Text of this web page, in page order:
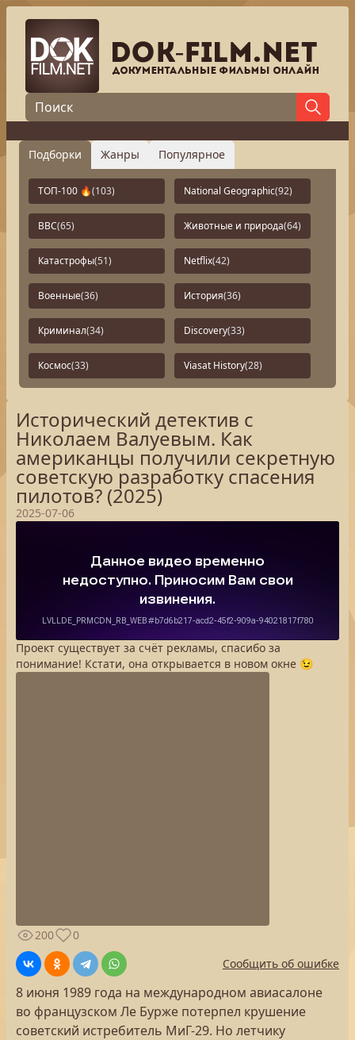
Подборки Жанры Популярное
ТОП-100 🔥(103) National Geographic(92)
BBC(65) Животные и природа(64)
Катастрофы(51) Netflix(42)
Военные(36) История(36)
Криминал(34) Discovery(33)
Космос(33) Viasat History(28)
Исторический детектив с
Николаем Валуевым. Как
американцы получили секретную
советскую разработку спасения
пилотов? (2025)
2025-07-06
Проект существует за счёт рекламы, спасибо за
понимание! Кстати, она открывается в новом окне 😉
200
0
Сообщить об ошибке
8 июня 1989 года на международном авиасалоне
во французском Ле Бурже потерпел крушение
советский истребитель МиГ-29. Но летчику